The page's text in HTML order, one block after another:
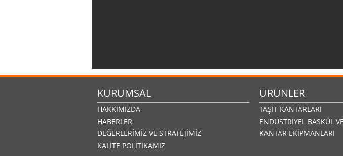
KURUMSAL
HAKKIMIZDA
HABERLER
DEĞERLERİMİZ VE STRATEJİMİZ
ÜRÜNLER
TAŞIT KANTARLARI
ENDÜSTRİYEL BASKÜL
KANTAR EKİPMANLARI
KALİTE POLİTİKAMIZ